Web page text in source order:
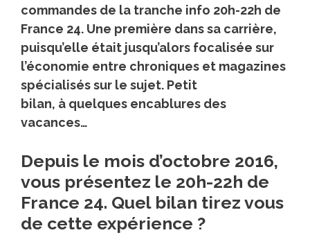
commandes de la tranche info 20h-22h de
France 24. Une première dans sa carrière,
puisqu’elle était jusqu’alors focalisée sur
l’économie entre chroniques et magazines
spécialisés sur le sujet. Petit
bilan, à quelques encablures des
vacances…
Depuis le mois d’octobre 2016,
vous présentez le 20h-22h de
France 24. Quel bilan tirez vous
de cette expérience ?